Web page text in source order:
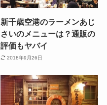
新千歳空港のラーメンあじ
さいのメニューは？通販の
評価もヤバイ
2018年9月26日